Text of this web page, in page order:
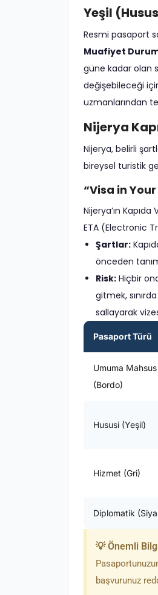
Yeşil
Resmi pasaport
Muafiyet
güne kadar olan
değişebileceği
uzmanlarından
Nijerya
Nijerya, belirli
bireysel turistik
“Visa in
Nijerya’ın
ETA (Electronic
Şartlar:
önceden
Risk: Hiçbir
gitmek,
sallayarak
Pasaport Türü
Umuma Mahsus
(Bordo)
Hususi (Yeşil)
Hizmet (Gri)
Diplomatik
💡 Önemli
başvurunuz